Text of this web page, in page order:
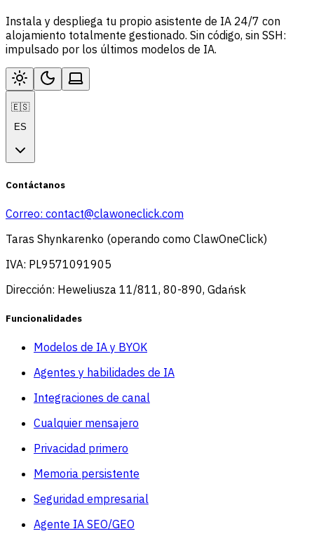
Instala y despliega tu propio asistente de IA 24/7 con
alojamiento totalmente gestionado. Sin código, sin SSH:
impulsado por los últimos modelos de IA.
🇪🇸
ES
Contáctanos
Correo: contact@clawoneclick.com
Taras Shynkarenko (operando como ClawOneClick)
IVA: PL9571091905
Dirección: Heweliusza 11/811, 80-890, Gdańsk
Funcionalidades
Modelos de IA y BYOK
Agentes y habilidades de IA
Integraciones de canal
Cualquier mensajero
Privacidad primero
Memoria persistente
Seguridad empresarial
Agente IA SEO/GEO